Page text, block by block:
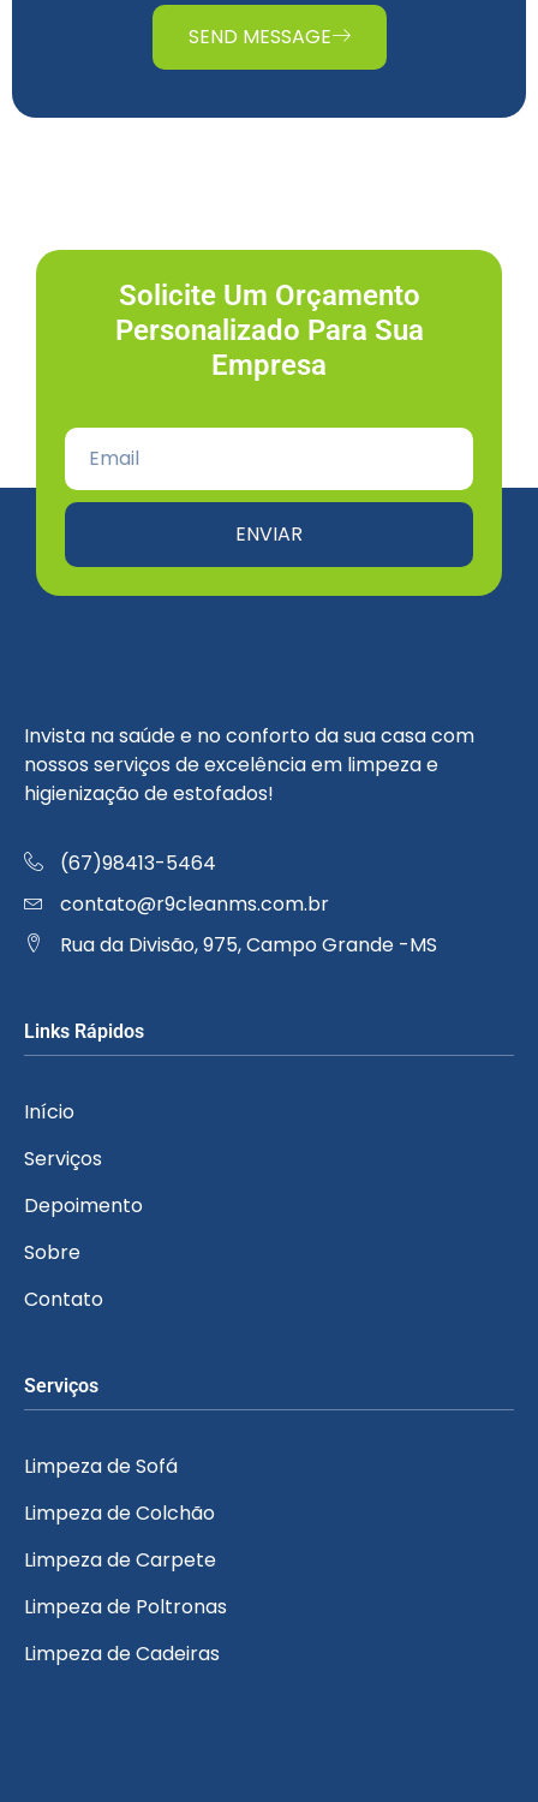
SEND MESSAGE
Solicite Um Orçamento
Personalizado Para Sua
Empresa
ENVIAR
Invista na saúde e no conforto da sua casa com
nossos serviços de excelência em limpeza e
higienização de estofados!
(67)98413-5464
contato@r9cleanms.com.br
Rua da Divisão, 975, Campo Grande -MS
Links Rápidos
Início
Serviços
Depoimento
Sobre
Contato
Serviços
Limpeza de Sofá
Limpeza de Colchão
Limpeza de Carpete
Limpeza de Poltronas
Limpeza de Cadeiras